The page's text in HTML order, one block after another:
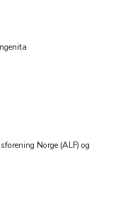
Norge (ALF) og